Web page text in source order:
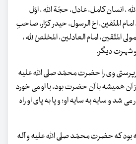
، انسان کامل، عادل، حجّة اللّه ، اوّل
المتّقین، اخ الرسول، حیدر کرّار، صاحبِ
مولی المتّقین، امام العادلین، المخلصُ للّه ،
و شهرت دیگر.
وی را حضرت محمّد صلی الله علیه
آن همیشه با آن حضرت بود، با او می خورد
می شد و سایه به سایه او؛ و پا به پای او راه
بود که حضرت محمّد صلی الله علیه و آله